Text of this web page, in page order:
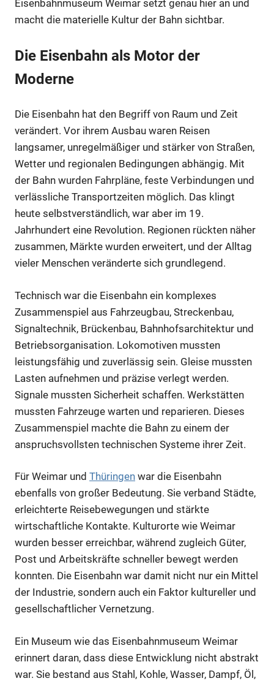
Eisenbahnmuseum Weimar setzt genau hier an und
macht die materielle Kultur der Bahn sichtbar.
Die Eisenbahn als Motor der
Moderne
Die Eisenbahn hat den Begriff von Raum und Zeit
verändert. Vor ihrem Ausbau waren Reisen
langsamer, unregelmäßiger und stärker von Straßen,
Wetter und regionalen Bedingungen abhängig. Mit
der Bahn wurden Fahrpläne, feste Verbindungen und
verlässliche Transportzeiten möglich. Das klingt
heute selbstverständlich, war aber im 19.
Jahrhundert eine Revolution. Regionen rückten näher
zusammen, Märkte wurden erweitert, und der Alltag
vieler Menschen veränderte sich grundlegend.
Technisch war die Eisenbahn ein komplexes
Zusammenspiel aus Fahrzeugbau, Streckenbau,
Signaltechnik, Brückenbau, Bahnhofsarchitektur und
Betriebsorganisation. Lokomotiven mussten
leistungsfähig und zuverlässig sein. Gleise mussten
Lasten aufnehmen und präzise verlegt werden.
Signale mussten Sicherheit schaffen. Werkstätten
mussten Fahrzeuge warten und reparieren. Dieses
Zusammenspiel machte die Bahn zu einem der
anspruchsvollsten technischen Systeme ihrer Zeit.
Für Weimar und Thüringen war die Eisenbahn
ebenfalls von großer Bedeutung. Sie verband Städte,
erleichterte Reisebewegungen und stärkte
wirtschaftliche Kontakte. Kulturorte wie Weimar
wurden besser erreichbar, während zugleich Güter,
Post und Arbeitskräfte schneller bewegt werden
konnten. Die Eisenbahn war damit nicht nur ein Mittel
der Industrie, sondern auch ein Faktor kultureller und
gesellschaftlicher Vernetzung.
Ein Museum wie das Eisenbahnmuseum Weimar
erinnert daran, dass diese Entwicklung nicht abstrakt
war. Sie bestand aus Stahl, Kohle, Wasser, Dampf, Öl,